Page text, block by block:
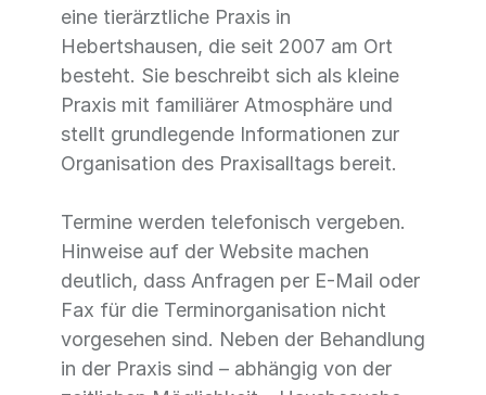
eine tierärztliche Praxis in
Hebertshausen, die seit 2007 am Ort
besteht. Sie beschreibt sich als kleine
Praxis mit familiärer Atmosphäre und
stellt grundlegende Informationen zur
Organisation des Praxisalltags bereit.
Termine werden telefonisch vergeben.
Hinweise auf der Website machen
deutlich, dass Anfragen per E-Mail oder
Fax für die Terminorganisation nicht
vorgesehen sind. Neben der Behandlung
in der Praxis sind – abhängig von der